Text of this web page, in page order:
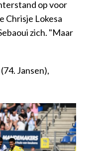
op voor
Chrisje Lokesa
zich. "Maar
Jansen),